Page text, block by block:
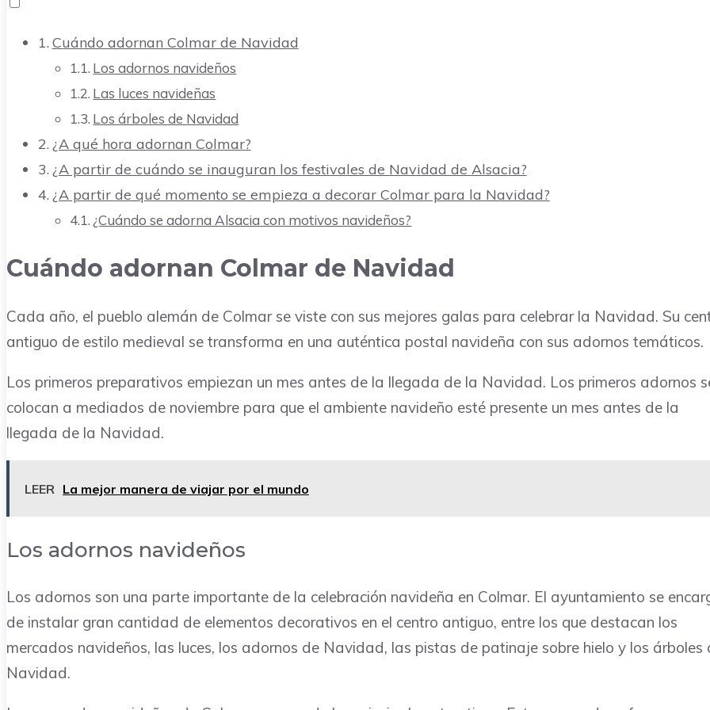
Cuándo adornan Colmar de Navidad
Los adornos navideños
Las luces navideñas
Los árboles de Navidad
¿A qué hora adornan Colmar?
¿A partir de cuándo se inauguran los festivales de Navidad de Alsacia?
¿A partir de qué momento se empieza a decorar Colmar para la Navidad?
¿Cuándo se adorna Alsacia con motivos navideños?
Cuándo adornan Colmar de Navidad
Cada año, el pueblo alemán de Colmar se viste con sus mejores galas para celebrar la Navidad. Su
antiguo de estilo medieval se transforma en una auténtica postal navideña con sus adornos temáticos.
Los primeros preparativos empiezan un mes antes de la llegada de la Navidad. Los primeros adornos
colocan a mediados de noviembre para que el ambiente navideño esté presente un mes antes de la
llegada de la Navidad.
LEER La mejor manera de viajar por el mundo
Los adornos navideños
Los adornos son una parte importante de la celebración navideña en Colmar. El ayuntamiento se
de instalar gran cantidad de elementos decorativos en el centro antiguo, entre los que destacan los
mercados navideños, las luces, los adornos de Navidad, las pistas de patinaje sobre hielo y los árboles
Navidad.